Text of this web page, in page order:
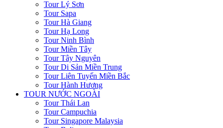
Tour Lý Sơn
Tour Sapa
Tour Hà Giang
Tour Hạ Long
Tour Ninh Bình
Tour Miền Tây
Tour Tây Nguyên
Tour Di Sản Miền Trung
Tour Liên Tuyến Miền Bắc
Tour Hành Hương
TOUR NƯỚC NGOÀI
Tour Thái Lan
Tour Campuchia
Tour Singapore Malaysia